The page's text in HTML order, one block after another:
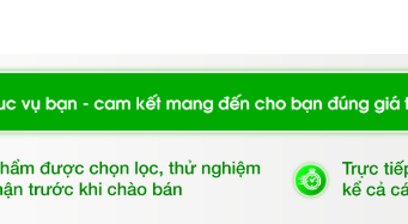
tiết kiệm năng lượng. Máy hoạt động với
khóa trẻ em an toàn cho những gia đình có
âm tủ Hafele HW-B60Axứng đáng là một trong
nội trợ, là vật dụng không thể trong gian